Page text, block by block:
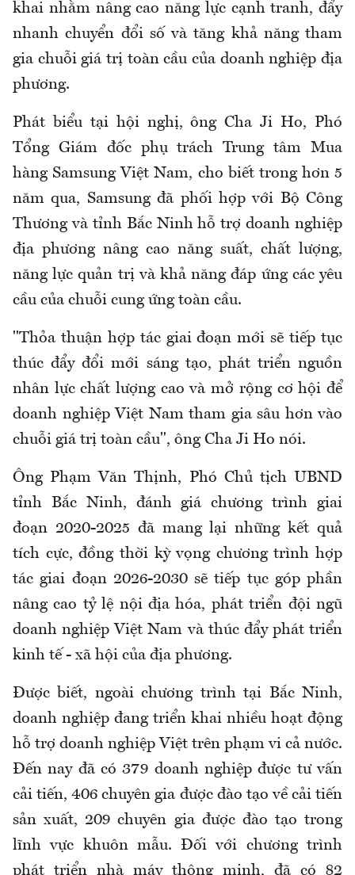
khai nhằm nâng cao năng lực cạnh tranh, đẩy
nhanh chuyển đổi số và tăng khả năng tham
gia chuỗi giá trị toàn cầu của doanh nghiệp địa
phương.
Phát biểu tại hội nghị, ông Cha Ji Ho, Phó
Tổng Giám đốc phụ trách Trung tâm Mua
hàng Samsung Việt Nam, cho biết trong hơn 5
năm qua, Samsung đã phối hợp với Bộ Công
Thương và tỉnh Bắc Ninh hỗ trợ doanh nghiệp
địa phương nâng cao năng suất, chất lượng,
năng lực quản trị và khả năng đáp ứng các yêu
cầu của chuỗi cung ứng toàn cầu.
"Thỏa thuận hợp tác giai đoạn mới sẽ tiếp tục
thúc đẩy đổi mới sáng tạo, phát triển nguồn
nhân lực chất lượng cao và mở rộng cơ hội để
doanh nghiệp Việt Nam tham gia sâu hơn vào
chuỗi giá trị toàn cầu", ông Cha Ji Ho nói.
Ông Phạm Văn Thịnh, Phó Chủ tịch UBND
tỉnh Bắc Ninh, đánh giá chương trình giai
đoạn 2020-2025 đã mang lại những kết quả
tích cực, đồng thời kỳ vọng chương trình hợp
tác giai đoạn 2026-2030 sẽ tiếp tục góp phần
nâng cao tỷ lệ nội địa hóa, phát triển đội ngũ
doanh nghiệp Việt Nam và thúc đẩy phát triển
kinh tế - xã hội của địa phương.
Được biết, ngoài chương trình tại Bắc Ninh,
doanh nghiệp đang triển khai nhiều hoạt động
hỗ trợ doanh nghiệp Việt trên phạm vi cả nước.
Đến nay đã có 379 doanh nghiệp được tư vấn
cải tiến, 406 chuyên gia được đào tạo về cải tiến
sản xuất, 209 chuyên gia được đào tạo trong
lĩnh vực khuôn mẫu. Đối với chương trình
phát triển nhà máy thông minh, đã có 82